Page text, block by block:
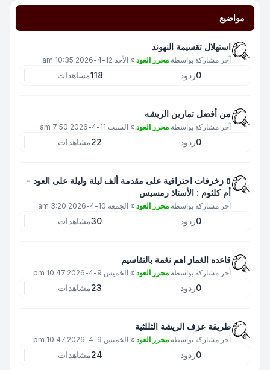
مواضيع
استهلال تقسيمة النهوند
آخر مشاركة بواسطة محرر العود » الأحد 12-4-2026 10:35 am
0ردود 118مشاهدات
من أفضل تمارين الريشه
آخر مشاركة بواسطة محرر العود » السبت 11-4-2026 7:50 am
0ردود 22مشاهدات
٥ زخرفات احترافية على مقدمة ألف ليلة وليلة على العود -
أم كلثوم : الأستاذ رمسيس
آخر مشاركة بواسطة محرر العود » الجمعة 10-4-2026 3:20 am
0ردود 30مشاهدات
قاعده الغماز اهم نغمة بالتقاسيم
آخر مشاركة بواسطة محرر العود » الخميس 9-4-2026 10:47 pm
0ردود 23مشاهدات
طريقة عزف الريشة الثللثية
آخر مشاركة بواسطة محرر العود » الخميس 9-4-2026 10:47 pm
0ردود 24مشاهدات